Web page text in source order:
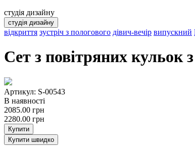
студія дизайну
студія дизайну
відкриття зустріч з пологового дівич-вечір випускний
Сет з повітряних
Артикул: S-00543
В наявності
2085.00 грн
2280.00 грн
Купити
Купити швидко